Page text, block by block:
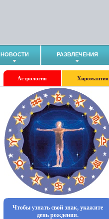
НОВОСТИ РАЗВЛЕЧЕНИЯ
Астрология Хиромантия
Чтобы узнать свой знак, укажите
день рождения.